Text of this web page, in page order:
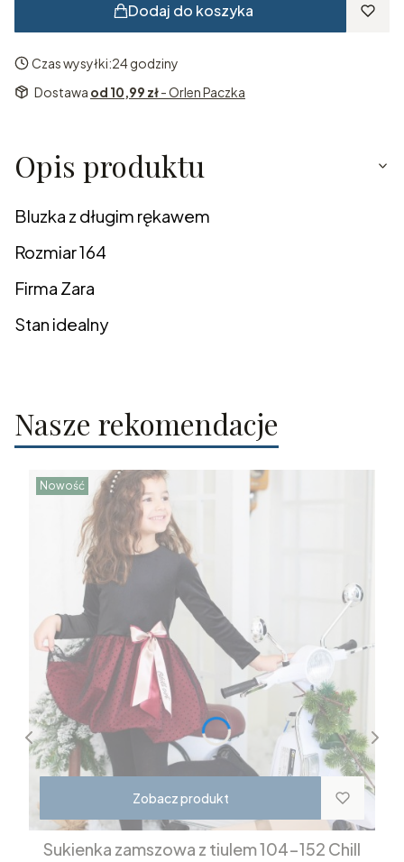
Dodaj do koszyka
Czas wysyłki:24 godziny
Dostawa od 10,99 zł- Orlen Paczka
Opis produktu
Bluzka z długim rękawem
Rozmiar 164
Firma Zara
Stan idealny
Nasze rekomendacje
Nowość
Zobacz produkt
Sukienka zamszowa z tiulem 104-152 Chill